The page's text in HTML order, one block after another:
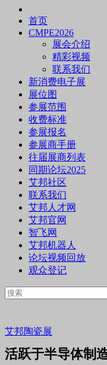
首页
CMPE2026
展会介绍
精彩视频
联系我们
新消费电子展
展位图
参展范围
收费标准
参展报名
参展商手册
往届展商列表
同期论坛2025
艾邦社区
联系我们
艾邦人才网
艾邦官网
智飞网
艾邦机器人
论坛视频回放
观众登记
艾邦陶瓷展
活跃于半导体制